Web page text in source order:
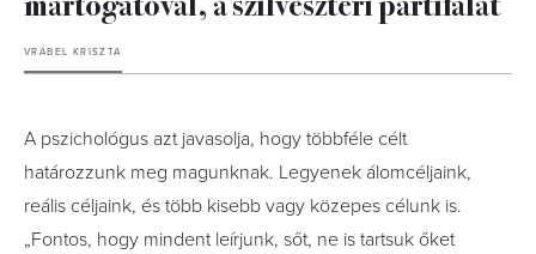
VRÁBEL KRISZTA
A pszichológus azt javasolja, hogy többféle célt
határozzunk meg magunknak. Legyenek álomcéljaink,
reális céljaink, és több kisebb vagy közepes célunk is.
„Fontos, hogy mindent leírjunk, sőt, ne is tartsuk őket